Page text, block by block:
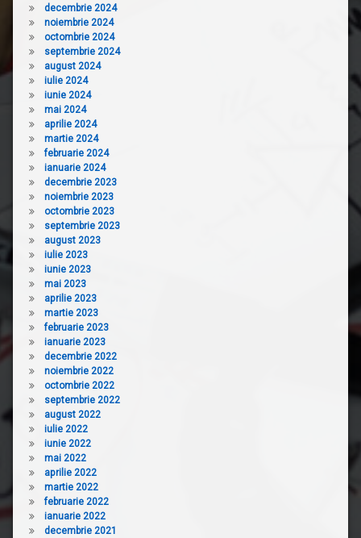
decembrie 2024
noiembrie 2024
octombrie 2024
septembrie 2024
august 2024
iulie 2024
iunie 2024
mai 2024
aprilie 2024
martie 2024
februarie 2024
ianuarie 2024
decembrie 2023
noiembrie 2023
octombrie 2023
septembrie 2023
august 2023
iulie 2023
iunie 2023
mai 2023
aprilie 2023
martie 2023
februarie 2023
ianuarie 2023
decembrie 2022
noiembrie 2022
octombrie 2022
septembrie 2022
august 2022
iulie 2022
iunie 2022
mai 2022
aprilie 2022
martie 2022
februarie 2022
ianuarie 2022
decembrie 2021